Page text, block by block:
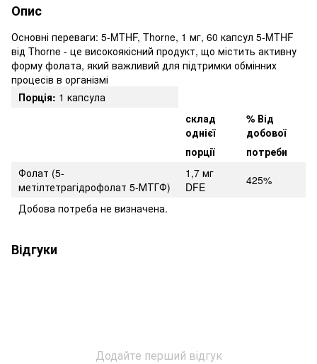
Опис
Основні переваги: 5-MTHF, Thorne, 1 мг, 60 капсул 5-MTHF
від Thorne - це високоякісний продукт, що містить активну
форму фолата, який важливий для підтримки обмінних
процесів в організмі
Порція: 1 капсула
склад
однієї
порції
% Від
добової
потреби
Фолат (5-
метілтетрагідрофолат 5-МТГФ)
1,7 мг
DFE
425%
Добова потреба не визначена.
Відгуки
Додайте перший відгук